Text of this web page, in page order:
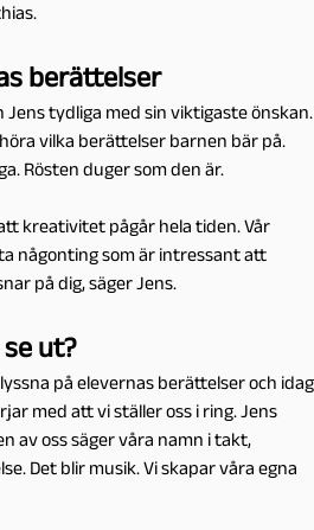
berättelser
Jens tydliga med sin viktigaste önskan.
vilka berättelser barnen bär på.
Rösten duger som den är.
kreativitet pågår hela tiden. Vår
någonting som är intressant att
på dig, säger Jens.
ut?
på elevernas berättelser och idag
med att vi ställer oss i ring. Jens
av oss säger våra namn i takt,
Det blir musik. Vi skapar våra egna